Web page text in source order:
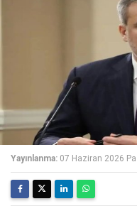
Yayınlanma: 07 Haziran 2026